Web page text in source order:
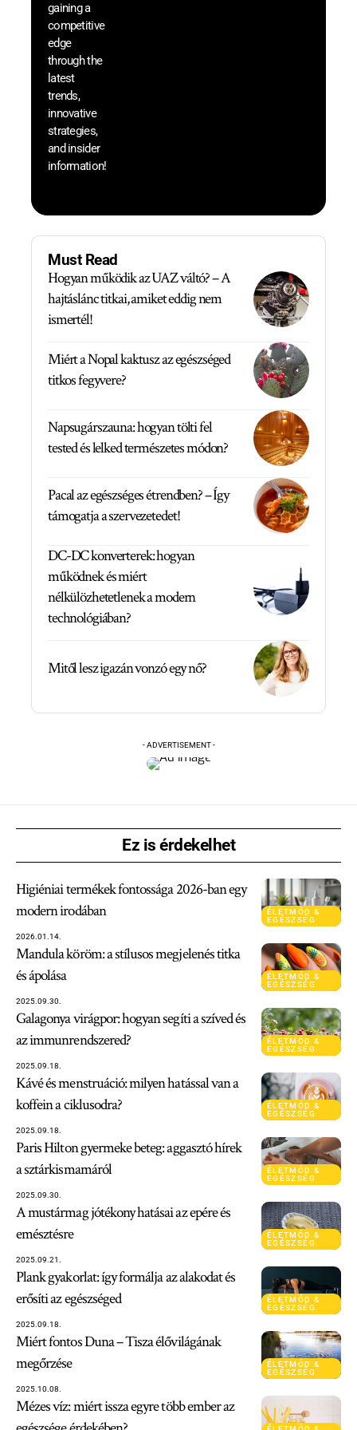
gaining a
competitive
edge
through the
latest
trends,
innovative
strategies,
and insider
information!
Must Read
Hogyan működik az UAZ váltó? – A
hajtáslánc titkai, amiket eddig nem
ismertél!
Miért a Nopal kaktusz az egészséged
titkos fegyvere?
Napsugárszauna: hogyan tölti fel
tested és lelked természetes módon?
Pacal az egészséges étrendben? – Így
támogatja a szervezetedet!
DC-DC konverterek: hogyan
működnek és miért
nélkülözhetetlenek a modern
technológiában?
Mitől lesz igazán vonzó egy nő?
- ADVERTISEMENT -
Ez is érdekelhet
ÉLETMÓD &
EGÉSZSÉG
Higiéniai termékek fontossága 2026-ban egy
modern irodában
2026.01.14.
ÉLETMÓD &
EGÉSZSÉG
Mandula köröm: a stílusos megjelenés titka
és ápolása
2025.09.30.
ÉLETMÓD &
EGÉSZSÉG
Galagonya virágpor: hogyan segíti a szíved és
az immunrendszered?
2025.09.18.
ÉLETMÓD &
EGÉSZSÉG
Kávé és menstruáció: milyen hatással van a
koffein a ciklusodra?
2025.09.18.
ÉLETMÓD &
EGÉSZSÉG
Paris Hilton gyermeke beteg: aggasztó hírek
a sztárkismamáról
2025.09.30.
ÉLETMÓD &
EGÉSZSÉG
A mustármag jótékony hatásai az epére és
emésztésre
2025.09.21.
ÉLETMÓD &
EGÉSZSÉG
Plank gyakorlat: így formálja az alakodat és
erősíti az egészséged
2025.09.18.
ÉLETMÓD &
EGÉSZSÉG
Miért fontos Duna – Tisza élővilágának
megőrzése
2025.10.08.
Mézes víz: miért issza egyre több ember az